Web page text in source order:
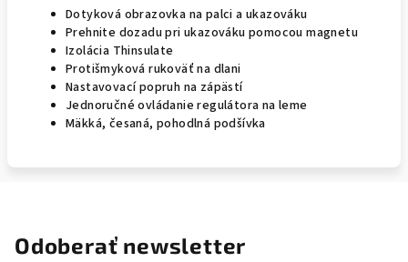
Dotyková obrazovka na palci a ukazováku
Prehnite dozadu pri ukazováku pomocou magnetu
Izolácia Thinsulate
Protišmyková rukoväť na dlani
Nastavovací popruh na zápästí
Jednoručné ovládanie regulátora na leme
Mäkká, česaná, pohodlná podšívka
Odoberať newsletter